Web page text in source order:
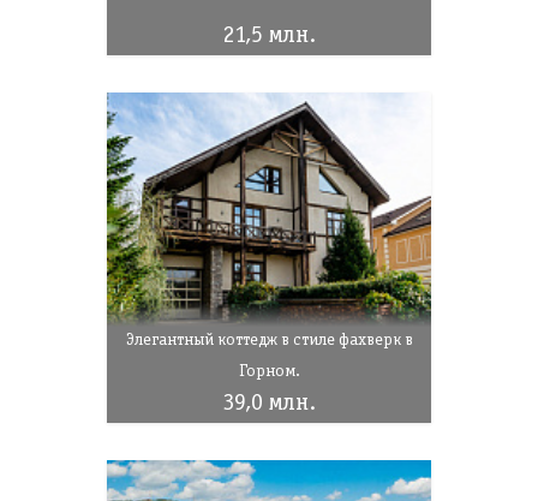
21,5 млн.
Элегантный коттедж в стиле фахверк в
Горном.
39,0 млн.